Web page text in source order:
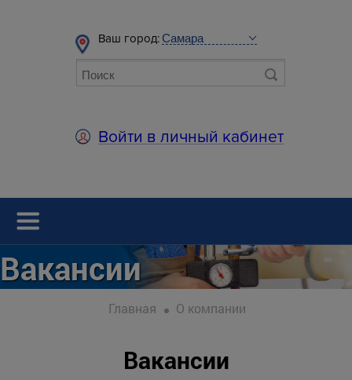
Ваш город:
Войти в личный кабинет
Вакансии
Главная О компании
Вакансии